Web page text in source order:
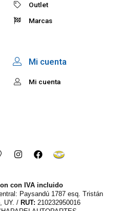
Outlet
Marcas
Mi cuenta
Mi cuenta
con IVA incluido
Paysandú 1787 esq. Tristán
UY. / RUT: 210232950016